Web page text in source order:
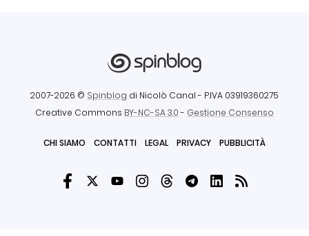
2007-2026 © Spinblog di Nicolò Canal - P.IVA 03919360275
Creative Commons BY-NC-SA 3.0- Gestione Consenso
CHI SIAMO CONTATTI LEGAL PRIVACY PUBBLICITÀ